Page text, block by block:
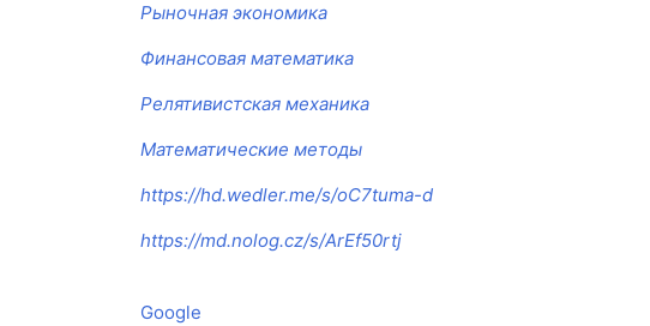
Рыночная экономика
Финансовая математика
Релятивистская механика
Математические методы
https://hd.wedler.me/s/oC7tuma-d
https://md.nolog.cz/s/ArEf50rtj
Google